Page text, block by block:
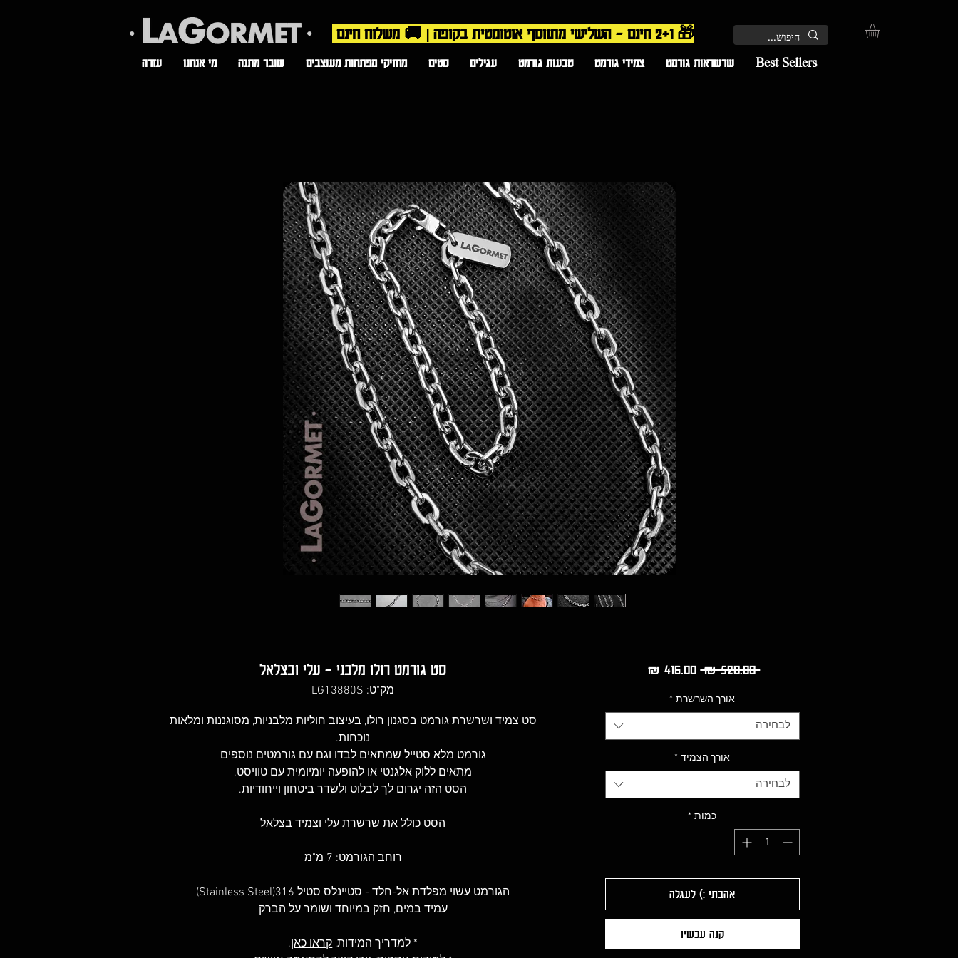
🎁 2+1 חינם – השלישי מתווסף אוטומטית בקופה | 🚚 משלוח חינם
Best Sellers שרשראות גורמט צמידי גורמט טבעות גורמט עגילים סטים מחזיקי מפתחות מעוצבים שובר מתנה מי אנחנו עזרה
סט גורמט רולו מלבני - עלי ובצלאל
מק"ט: LG13880S
סט צמיד ושרשרת גורמט בסגנון רולו, בעיצוב חוליות מלבניות, מסוגננות ומלאות
נוכחות.
גורמט מלא סטייל שמתאים לבדו וגם עם גורמטים נוספים
מתאים ללוק אלגנטי או להופעה יומיומית עם טוויסט.
הסט הזה יגרום לך לבלוט ולשדר ביטחון וייחודיות.
הסט כולל אתשרשרתעליוצמיד בצלאל
רוחב הגורמט: 7 מ"מ
הגורמט עשוי מפלדת אל-חלד - סטיינלס סטיל 316(Stainless Steel)
עמיד במים, חזק במיוחד ושומר על הברק
* למדריך המידות,קראו כאן.
‏520.00 ‏₪
מחיר
מחיר
אורך השרשרת *
לבחירה
אורך הצמיד *
לבחירה
כמות *
אהבתי :) לעגלה
קנה עכשיו